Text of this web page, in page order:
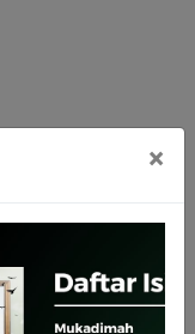
×